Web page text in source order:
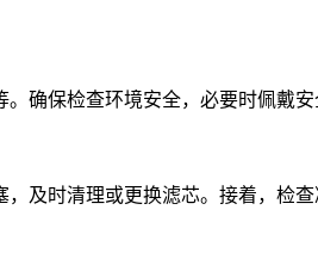
确保检查环境安全，必要时佩戴安
及时清理或更换滤芯。接着，检